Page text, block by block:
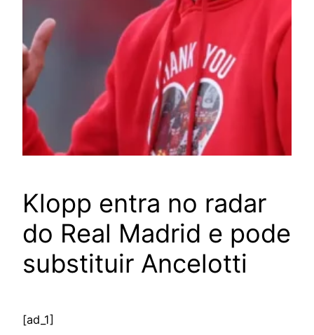
Klopp entra no radar
do Real Madrid e pode
substituir Ancelotti
[ad_1]